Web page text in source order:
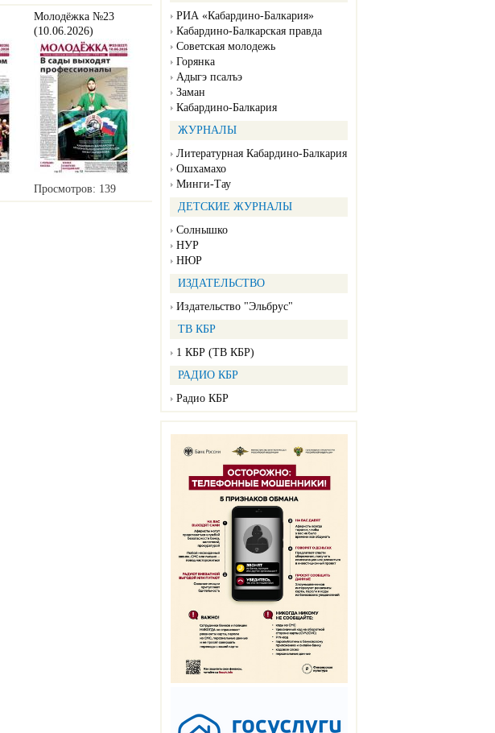
РИА «Кабардино-Балкария»
Кабардино-Балкарская правда
Советская молодежь
Горянка
Адыгэ псалъэ
Заман
Кабардино-Балкария
ЖУРНАЛЫ
Литературная Кабардино-Балкария
Ошхамахо
Минги-Тау
ДЕТСКИЕ ЖУРНАЛЫ
Солнышко
НУР
НЮР
ИЗДАТЕЛЬСТВО
Издательство "Эльбрус"
ТВ КБР
1 КБР (ТВ КБР)
РАДИО КБР
Радио КБР
Молодёжка №23
(10.06.2026)
Просмотров: 139